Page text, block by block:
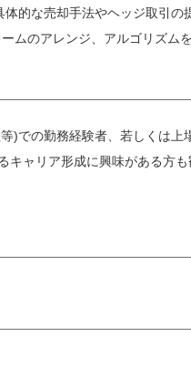
的な売却手法やヘッジ取引の
ムのアレンジ、アルゴリズム
)での勤務経験者、若しくは上
ャリア形成に興味がある方も